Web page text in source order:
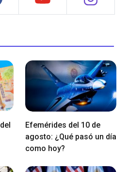
Efemérides del 10 de
agosto: ¿Qué pasó un día
como hoy?